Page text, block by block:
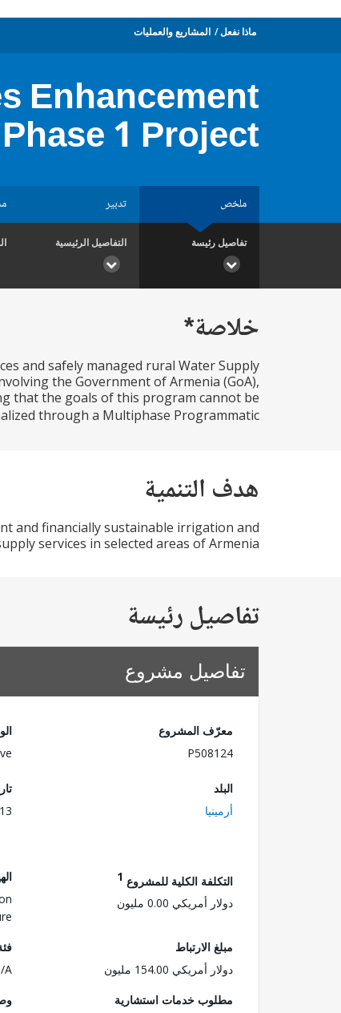
ماذا نفعل المشاريع والعمليات
Enhancement
1 Project
ملخص تدبير
تفاصيل رئيسة التفاصيل الرئيسية
خلاصة*
and safely managed rural Water Supply
the Government of Armenia (GoA),
that the goals of this program cannot be
through a Multiphase Programmatic...
هدف التنمية
and financially sustainable irrigation and
services in selected areas of Armenia.
تفاصيل رئيسة
تفاصيل مشروع
معرّف المشروع
P508124
البلد
أرمينيا
التكلفة الكلية للمشروع 1
دولار أمريكي 0.00 مليون
مبلغ الارتباط
دولار أمريكي 154.00 مليون
A
مطلوب خدمات استشارية